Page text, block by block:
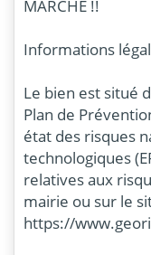
MARCHE !!
Informations
Le bien est situé
Plan de
état des risques
technologiques
relatives aux
mairie ou sur le
https://